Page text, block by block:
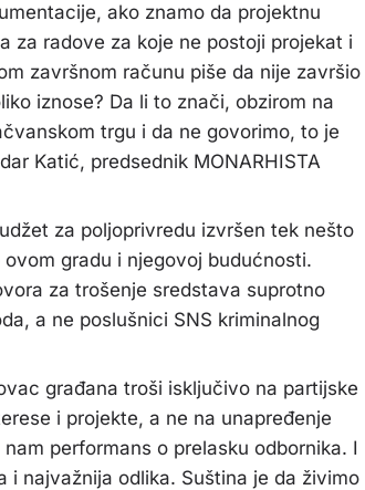
ako znamo da projektnu
za radove za koje ne postoji projekat i
završnom računu piše da nije završio
iznose? Da li to znači, obzirom na
trgu i da ne govorimo, to je
Katić, predsednik MONARHISTA
za poljoprivredu izvršen tek nešto
gradu i njegovoj budućnosti.
za trošenje sredstava suprotno
a ne poslušnici SNS kriminalnog
građana troši isključivo na partijske
i projekte, a ne na unapređenje
performans o prelasku odbornika. I
i najvažnija odlika. Suština je da živimo